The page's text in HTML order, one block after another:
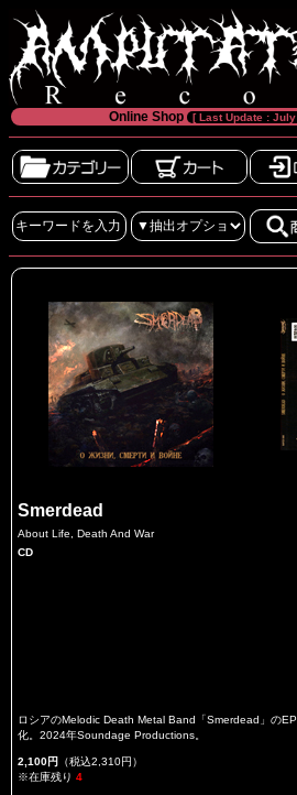
Online Shop [ Last Update :
Smerdead
About Life, Death And War
CD
ロシアのMelodic Death Metal Band「Smerdead」の
化。2024年Soundage Productions。
2,100円 （税込2,310円）
※在庫残り 4